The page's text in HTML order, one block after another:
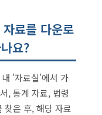
료를 다운로
요?
'자료실'에서 가
, 통계 자료, 법령
찾은 후, 해당 자료